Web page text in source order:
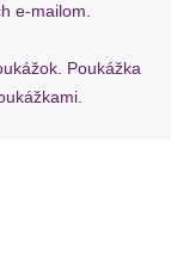
e-mailom.
Poukážka